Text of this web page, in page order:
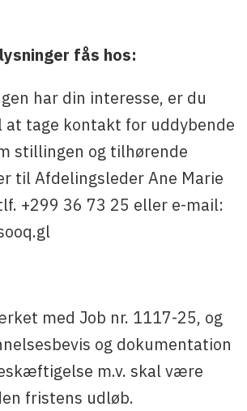
fås hos:
har din interesse, er du
tage kontakt for uddybende
stillingen og tilhørende
til Afdelingsleder Ane Marie
+299 36 73 25 eller e-mail:
med Job nr. 1117-25, og
og dokumentation
m.v. skal være
fristens udløb.